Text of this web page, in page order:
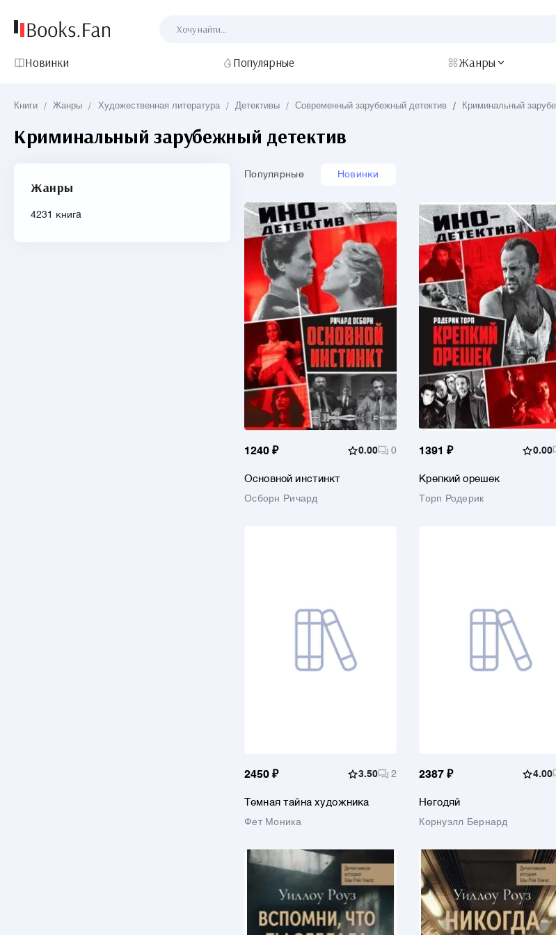
Новинки Популярные Жанры
Книги / Жанры / Художественная литература / Детективы / Современный зарубежный детектив / Криминальный
Криминальный зарубежный детектив
Жанры
4231 книга
Популярные Новинки
1240 ₽ 0.00 0
Основной инстинкт
Осборн Ричард
1391 ₽ 0.00
Крепкий орешек
Торп Родерик
2450 ₽ 3.50 2
Темная тайна художника
Фет Моника
2387 ₽ 4.00
Негодяй
Корнуэлл Бернард